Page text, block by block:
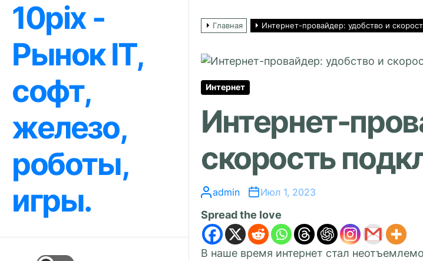
Перейти
содержимому
10pix -
Рынок IT,
софт,
железо,
роботы,
игры.
Главная Интернет-провайдер: удобство и
Интернет
Интернет-
скорость
admin Июл 1, 2023
Spread the love
В наше время интернет стал